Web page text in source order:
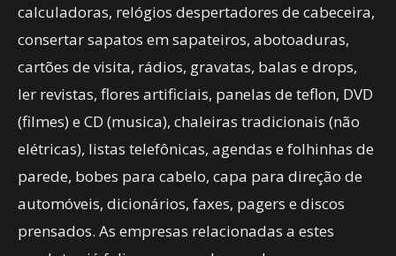
calculadoras, relógios despertadores de cabeceira,
consertar sapatos em sapateiros, abotoaduras,
cartões de visita, rádios, gravatas, balas e drops,
ler revistas, flores artificiais, panelas de teflon, DVD
(filmes) e CD (musica), chaleiras tradicionais (não
elétricas), listas telefônicas, agendas e folhinhas de
parede, bobes para cabelo, capa para direção de
automóveis, dicionários, faxes, pagers e discos
prensados. As empresas relacionadas a estes